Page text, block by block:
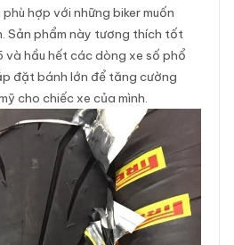
hợp với những biker muốn
Sản phẩm này tương thích tốt
và hầu hết các dòng xe số phổ
đặt bánh lớn để tăng cường
cho chiếc xe của mình.